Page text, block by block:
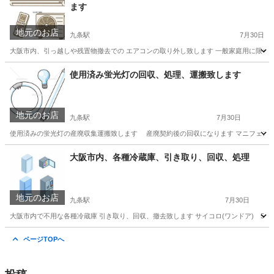
地元のお店
ます
九条駅 7月30日
大阪市内、引っ越しや残置物撤去での エアコンの取り外し致します 一般家庭用に限
大阪市 九条駅 不用品回収 取り外し
地元のお店
使用済み蛍光灯の回収、処理、運搬致します
九条駅 7月30日
使用済みの蛍光灯の産廃収集運搬致します 産廃契約後の回収になります マ
九条駅 不用品回収 スポット
地元のお店
大阪市内、各種冷蔵庫、引き取り、回収、処理
九条駅 7月30日
大阪市内で不用な各種冷蔵庫 引き取り、回収、撤去致します サイコロ(ワン
ページTOPへ